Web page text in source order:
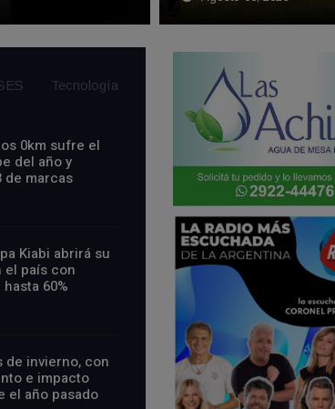
Tecnologí­a
0km sufre el
del año y
de marcas
Kiabi abrirá su
el país con
60%
de invierno, con
e impacto
el año pasado